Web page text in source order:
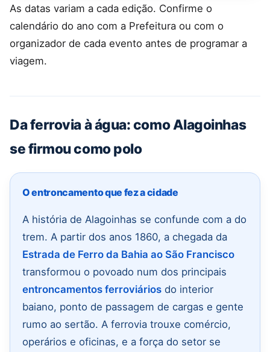
As datas variam a cada edição. Confirme o
calendário do ano com a Prefeitura ou com o
organizador de cada evento antes de programar a
viagem.
Da ferrovia à água: como Alagoinhas
se firmou como polo
O entroncamento que fez a cidade
A história de Alagoinhas se confunde com a do
trem. A partir dos anos 1860, a chegada da
Estrada de Ferro da Bahia ao São Francisco
transformou o povoado num dos principais
entroncamentos ferroviários do interior
baiano, ponto de passagem de cargas e gente
rumo ao sertão. A ferrovia trouxe comércio,
operários e oficinas, e a força do setor se